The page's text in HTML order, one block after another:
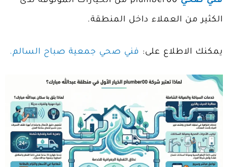
الكثير من العملاء داخل المنطقة.
يمكنك الاطلاع على: فني صحي جمعية صباح السالم.